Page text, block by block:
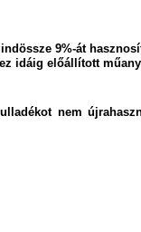
9%-át
idáig előállított
nem